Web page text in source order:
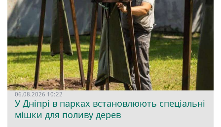
06.08.2026 10:22
У Дніпрі в парках встановлюють спеціальні
мішки для поливу дерев